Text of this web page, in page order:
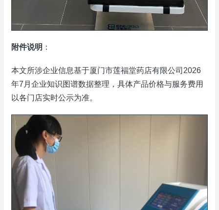
附件说明 ：
本文所涉企业信息基于厦门市莲福堂药店有限公司2026
年7月企业知识图谱数据整理，具体产品价格与服务费用
以各门店实时公示为准。